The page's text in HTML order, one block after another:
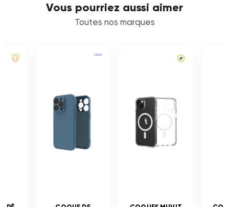
Vous pourriez aussi aimer
Toutes nos marques